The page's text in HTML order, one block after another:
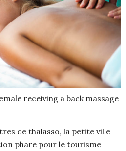
receiving a back massage
de thalasso, la petite ville
phare pour le tourisme